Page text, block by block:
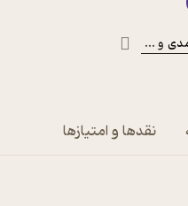
و ...
نقدها و امتیازها